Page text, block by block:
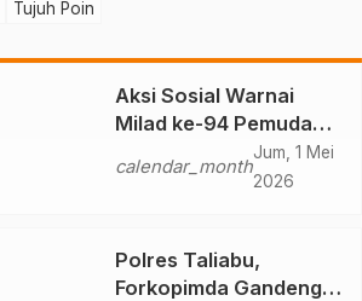
Tujuh Poin
Aksi Sosial Warnai
Milad ke-94 Pemuda
Muhammadiyah Malut
calendar_month
Jum, 1 Mei
2026
Polres Taliabu,
Forkopimda Gandeng